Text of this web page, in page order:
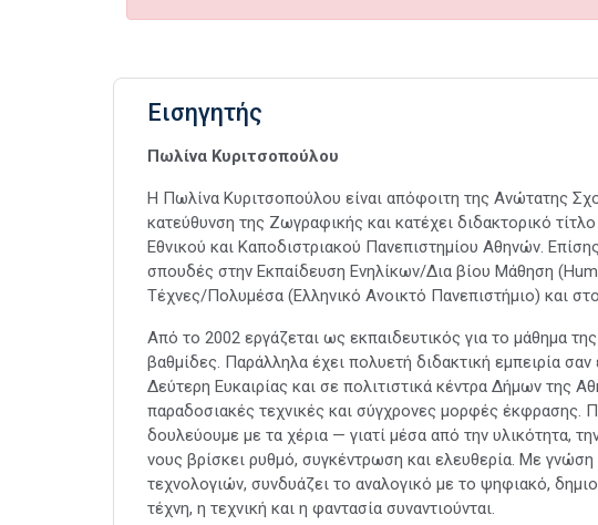
Εισηγητής
Πωλίνα Κυριτσοπούλου
Η Πωλίνα Κυριτσοπούλου είναι απόφοιτη της Ανώτατης
κατεύθυνση της Ζωγραφικής και κατέχει διδακτορικό
Εθνικού και Καποδιστριακού Πανεπιστημίου Αθηνών.
σπουδές στην Εκπαίδευση Ενηλίκων/Δια βίου Μάθηση
Τέχνες/Πολυμέσα (Ελληνικό Ανοικτό Πανεπιστήμιο) και
Από το 2002 εργάζεται ως εκπαιδευτικός για το μάθημα
βαθμίδες. Παράλληλα έχει πολυετή διδακτική εμπειρία
Δεύτερη Ευκαιρίας και σε πολιτιστικά κέντρα Δήμων της
παραδοσιακές τεχνικές και σύγχρονες μορφές έκφρασης.
δουλεύουμε με τα χέρια — γιατί μέσα από την υλικότητα,
νους βρίσκει ρυθμό, συγκέντρωση και ελευθερία. Με
τεχνολογιών, συνδυάζει το αναλογικό με το ψηφιακό,
τέχνη, η τεχνική και η φαντασία συναντιούνται.